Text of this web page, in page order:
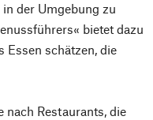
der Umgebung zu
bietet dazu
Essen schätzen, die
nach Restaurants, die